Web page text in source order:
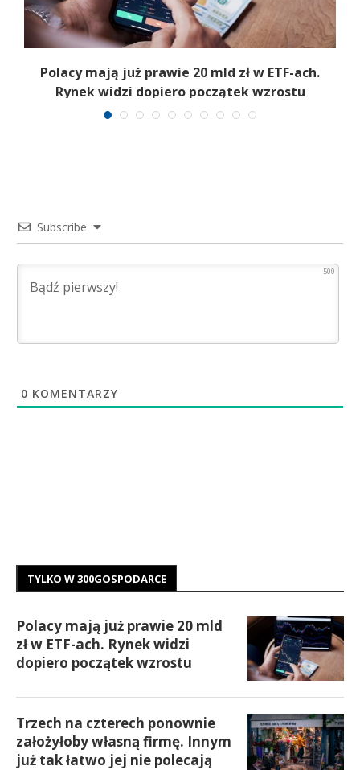
Polacy mają już prawie 20 mld zł w ETF-ach.
Rynek widzi dopiero początek wzrostu
Subscribe
500
0 KOMENTARZY
TYLKO W 300GOSPODARCE
Polacy mają już prawie 20 mld
zł w ETF-ach. Rynek widzi
dopiero początek wzrostu
Trzech na czterech ponownie
założyłoby własną firmę. Innym
już tak łatwo jej nie polecają